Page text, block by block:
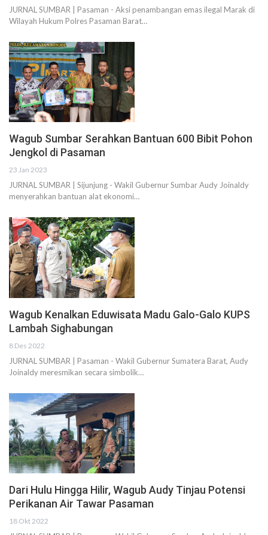
JURNAL SUMBAR | Pasaman - Aksi penambangan emas ilegal Marak di
Wilayah Hukum Polres Pasaman Barat…
Wagub Sumbar Serahkan Bantuan 600 Bibit Pohon
Jengkol di Pasaman
23 Jan 2023
JURNAL SUMBAR | Sijunjung - Wakil Gubernur Sumbar Audy Joinaldy
menyerahkan bantuan alat ekonomi…
Wagub Kenalkan Eduwisata Madu Galo-Galo KUPS
Lambah Sighabungan
8 Des 2022
JURNAL SUMBAR | Pasaman - Wakil Gubernur Sumatera Barat, Audy
Joinaldy meresmikan secara simbolik…
Dari Hulu Hingga Hilir, Wagub Audy Tinjau Potensi
Perikanan Air Tawar Pasaman
18 Okt 2022